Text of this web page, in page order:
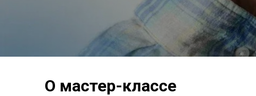
О мастер-классе